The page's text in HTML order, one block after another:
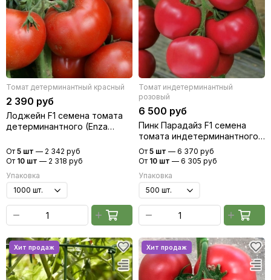
Спаржа
Томат
Тыква
Земляника
Микрозелень - семена для проращивания
Фасоль
Фенхель
Томат детерминантный красный
2 390 руб
Лоджейн F1 семена томата
детерминантного (Enza
От 5 шт — 2 342 руб
От 10 шт — 2 318 руб
Упаковка
Томат индетерминантный
розовый
6 500 руб
Пинк Парадайз F1 семена
томата индетерминантного
(Sakata / Саката)
От 5 шт — 6 370 руб
От 10 шт — 6 305 руб
Упаковка